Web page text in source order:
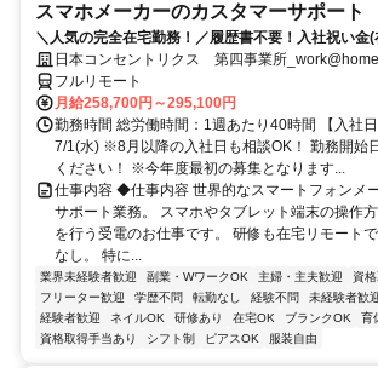
スマホメーカーのカスタマーサポート
＼人気の完全在宅勤務！／履歴書不要！入社祝い金
大5万円支給！入社手続きから研修・業務とすべてフ
お住まいに関係なく働くことが出来る環境です！
日本コンセントリクス 第四事業所
フルリモート
月給258,700円～295,100円
勤務時間 総労働時間：1週あたり40時間 【入社
7/1(水) ※8月以降の入社日も相談OK！ 勤務開始
ください！ ※今年度最初の募集となります...
仕事内容 ◆仕事内容 世界的なスマートフォンメ
サポート業務。 スマホやタブレット端末の操作
を行う受電のお仕事です。 研修も在宅リモート
なし。 特に...
業界未経験者歓迎 副業・WワークOK 主婦・主夫歓迎
資
フリーター歓迎
学歴不問 転勤なし 経験不問 未経験者歓
経験者歓迎
ネイルOK 研修あり 在宅OK ブランクOK
育
資格取得手当あり
シフト制 ピアスOK 服装自由